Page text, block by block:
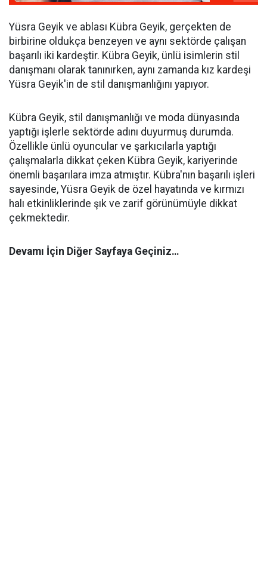
Yüsra Geyik ve ablası Kübra Geyik, gerçekten de
birbirine oldukça benzeyen ve aynı sektörde çalışan
başarılı iki kardeştir. Kübra Geyik, ünlü isimlerin stil
danışmanı olarak tanınırken, aynı zamanda kız kardeşi
Yüsra Geyik'in de stil danışmanlığını yapıyor.
Kübra Geyik, stil danışmanlığı ve moda dünyasında
yaptığı işlerle sektörde adını duyurmuş durumda.
Özellikle ünlü oyuncular ve şarkıcılarla yaptığı
çalışmalarla dikkat çeken Kübra Geyik, kariyerinde
önemli başarılara imza atmıştır. Kübra'nın başarılı işleri
sayesinde, Yüsra Geyik de özel hayatında ve kırmızı
halı etkinliklerinde şık ve zarif görünümüyle dikkat
çekmektedir.
Devamı İçin Diğer Sayfaya Geçiniz…